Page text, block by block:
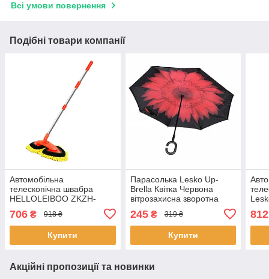
Всі умови повернення
Подібні товари компанії
Автомобільна
телескопічна швабра
HELLOLEIBOO ZKZH-
73818 для миття машини
з обертовою головкою 360
4 шт.
706 ₴ 918 ₴
Купити
Парасолька Lesko Up-
Brella Квітка Червона
вітрозахисна зворотна
парасолька антизонт
парасольок-наоберт 44
245₴ 319 ₴
Купити
для
812
Акційні пропозиції та новинки